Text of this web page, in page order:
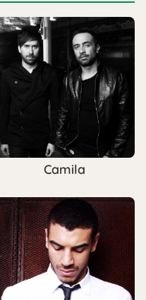
Camila